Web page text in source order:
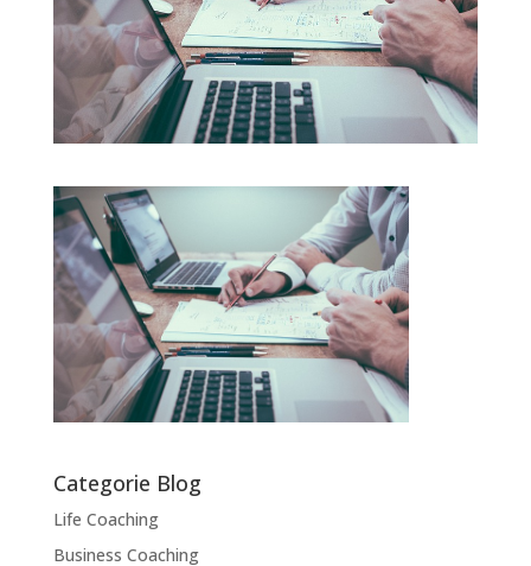
Categorie Blog
Life Coaching
Business Coaching